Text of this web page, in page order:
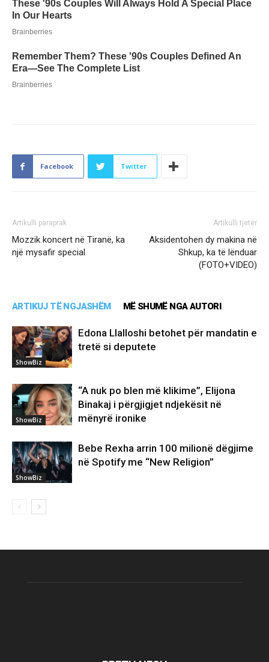
Facebook Twitter
Artikulli paraprak
Mozzik koncert në Tiranë, ka
një mysafir special
Artikulli tjetër
Aksidentohen dy makina në
Shkup, ka të lënduar
(FOTO+VIDEO)
ARTIKUJ TË NGJASHËM MË SHUMË NGA AUTORI
ShowBiz
Edona Llalloshi betohet për mandatin e
tretë si deputete
ShowBiz
“A nuk po blen më klikime”, Elijona
Binakaj i përgjigjet ndjekësit në
mënyrë ironike
ShowBiz
Bebe Rexha arrin 100 milionë dëgjime
në Spotify me “New Religion”